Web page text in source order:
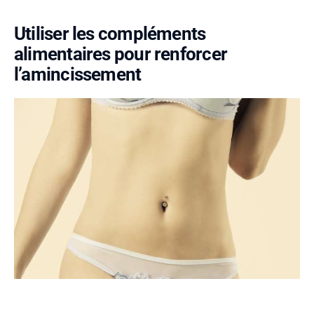
Utiliser les compléments
alimentaires pour renforcer
l’amincissement